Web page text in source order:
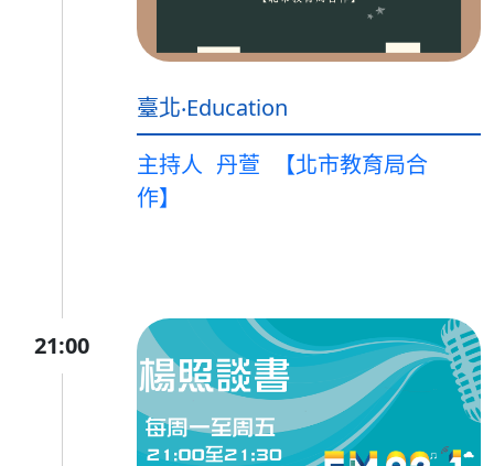
臺北‧Education
主持人 丹萱
【北市教育局合
作】
21:00